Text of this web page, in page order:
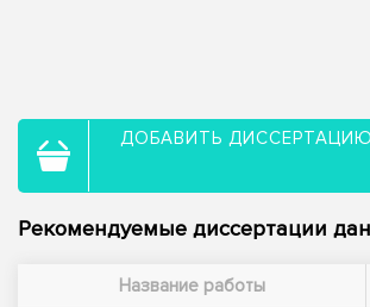
ДОБАВИТЬ
Рекомендуемые диссертации
Название работы